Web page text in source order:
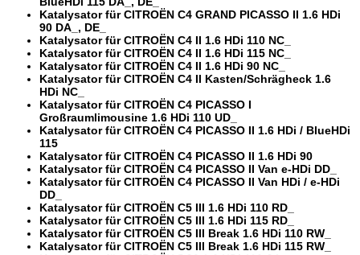
Katalysator für CITROËN C4 GRAND PICASSO II 1.6 HDi
90 DA_, DE_
Katalysator für CITROËN C4 II 1.6 HDi 110 NC_
Katalysator für CITROËN C4 II 1.6 HDi 115 NC_
Katalysator für CITROËN C4 II 1.6 HDi 90 NC_
Katalysator für CITROËN C4 II Kasten/Schrägheck 1.6
HDi NC_
Katalysator für CITROËN C4 PICASSO I
Großraumlimousine 1.6 HDi 110 UD_
Katalysator für CITROËN C4 PICASSO II 1.6 HDi / BlueHDi
115
Katalysator für CITROËN C4 PICASSO II 1.6 HDi 90
Katalysator für CITROËN C4 PICASSO II Van e-HDi DD_
Katalysator für CITROËN C4 PICASSO II Van HDi / e-HDi
DD_
Katalysator für CITROËN C5 III 1.6 HDi 110 RD_
Katalysator für CITROËN C5 III 1.6 HDi 115 RD_
Katalysator für CITROËN C5 III Break 1.6 HDi 110 RW_
Katalysator für CITROËN C5 III Break 1.6 HDi 115 RW_